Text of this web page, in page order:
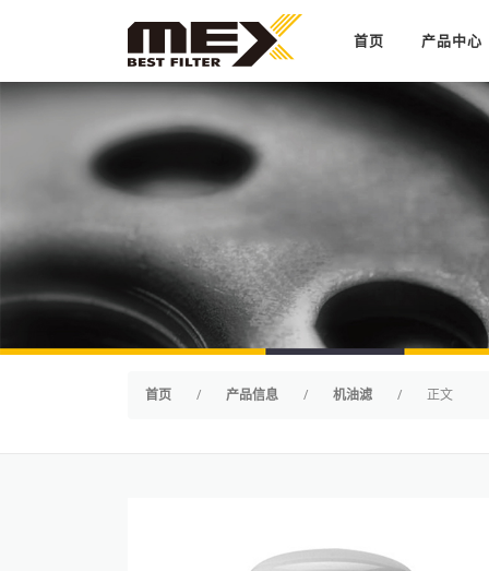
首页 产品中心
首页 / 产品信息 / 机油滤 / 正文